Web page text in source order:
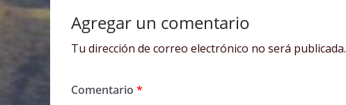
Agregar un comentario
Tu dirección de correo electrónico no será publicada.
Comentario *